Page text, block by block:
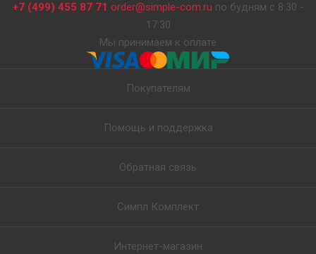
+7 (499) 455 87 71 order@simple-com.ru по будням с 8:30 -
17:30
Мы принимаем к оплате
Покупателям
Помощь и поддержка
Обратная связь
Симпл Комплект
Интернет-магазин